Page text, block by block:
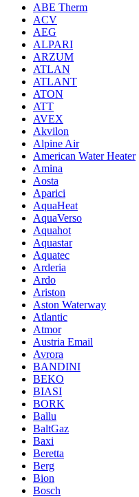
ABE Therm
ACV
AEG
ALPARI
ARZUM
ATLAN
ATLANT
ATON
ATT
AVEX
Akvilon
Alpine Air
American Water Heater
Amina
Aosta
Aparici
AquaHeat
AquaVerso
Aquahot
Aquastar
Aquatec
Arderia
Ardo
Ariston
Aston Waterway
Atlantic
Atmor
Austria Email
Avrora
BANDINI
BEKO
BIASI
BORK
Ballu
BaltGaz
Baxi
Beretta
Berg
Bion
Bosch